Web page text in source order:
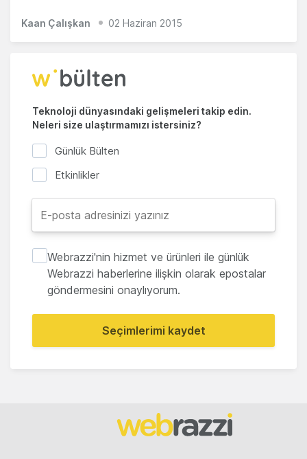
Kaan Çalışkan 02 Haziran 2015
Teknoloji dünyasındaki gelişmeleri takip edin.
Neleri size ulaştırmamızı istersiniz?
Günlük Bülten
Etkinlikler
Webrazzi'nin hizmet ve ürünleri ile günlük
Webrazzi haberlerine ilişkin olarak epostalar
göndermesini onaylıyorum.
Seçimlerimi kaydet